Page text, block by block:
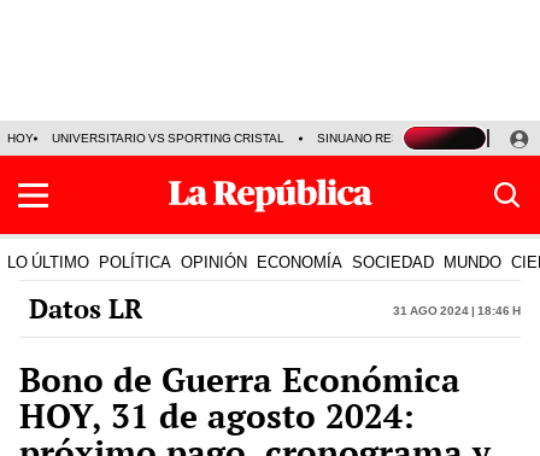
HOY UNIVERSITARIO VS SPORTING CRISTAL SINUANO RESULTADOS HOY
LO ÚLTIMO POLÍTICA OPINIÓN ECONOMÍA SOCIEDAD MUNDO
Datos LR 31 Ago 2024 | 18:46 h
Bono de Guerra Económica
HOY, 31 de agosto 2024: